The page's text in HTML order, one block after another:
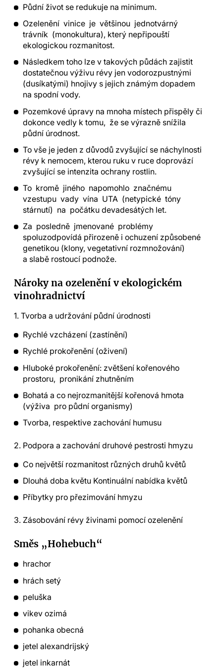
Půdní život se redukuje na minimum.
Ozelenění vinice je většinou jednotvárný
trávník (monokultura), který nepřipouští
ekologickou rozmanitost.
Následkem toho lze v takových půdách zajistit
dostatečnou výživu révy jen vodorozpustnými
(dusíkatými) hnojivy s jejich známým dopadem
na spodní vody.
Pozemkové úpravy na mnoha místech přispěly či
dokonce vedly k tomu, že se výrazně snížila
půdní úrodnost.
To vše je jeden z důvodů zvyšující se náchylnosti
révy k nemocem, kterou ruku v ruce doprovází
zvyšující se intenzita ochrany rostlin.
To kromě jiného napomohlo značnému
vzestupu vady vína UTA (netypické tóny
stárnutí) na počátku devadesátých let.
Za posledně jmenované problémy
spoluzodpovídá přirozeně i ochuzení způsobené
genetikou (klony, vegetativní rozmnožování)
a slabě rostoucí podnože.
Nároky na ozelenění v ekologickém
vinohradnictví
1. Tvorba a udržování půdní úrodnosti
Rychlé vzcházení (zastínění)
Rychlé prokořenění (oživení)
Hluboké prokořenění: zvětšení kořenového
prostoru, pronikání zhutněním
Bohatá a co nejrozmanitější kořenová hmota
(výživa pro půdní organismy)
Tvorba, respektive zachování humusu
2. Podpora a zachování druhové pestrosti hmyzu
Co největší rozmanitost různých druhů květů
Dlouhá doba květu Kontinuální nabídka květů
Příbytky pro přezimování hmyzu
3. Zásobování révy živinami pomocí ozelenění
Směs „Hohebuch“
hrachor
hrách setý
peluška
vikev ozimá
pohanka obecná
jetel alexandrijský
jetel inkarnát